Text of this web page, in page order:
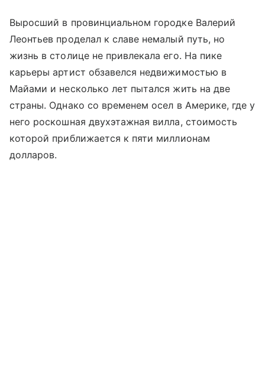
Выросший в провинциальном городке Валерий
Леонтьев проделал к славе немалый путь, но
жизнь в столице не привлекала его. На пике
карьеры артист обзавелся недвижимостью в
Майами и несколько лет пытался жить на две
страны. Однако со временем осел в Америке, где у
него роскошная двухэтажная вилла, стоимость
которой приближается к пяти миллионам
долларов.